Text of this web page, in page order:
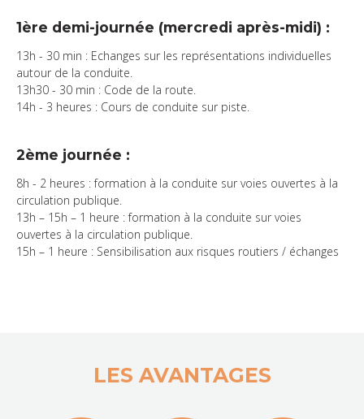
1ère demi-journée (mercredi après-midi) :
13h - 30 min : Echanges sur les représentations individuelles
autour de la conduite.
13h30 - 30 min : Code de la route.
14h - 3 heures : Cours de conduite sur piste.
2ème journée :
8h - 2 heures : formation à la conduite sur voies ouvertes à la
circulation publique.
13h – 15h – 1 heure : formation à la conduite sur voies
ouvertes à la circulation publique.
15h – 1 heure : Sensibilisation aux risques routiers / échanges
LES AVANTAGES